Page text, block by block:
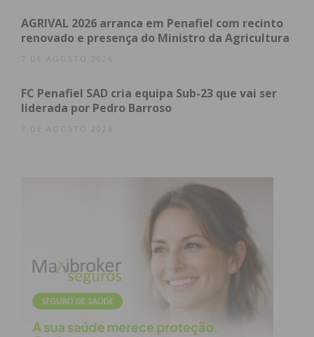
Imediato
Eu li e concordo com os
termos e
condições
AGRIVAL 2026 arranca em Penafiel com recinto
renovado e presença do Ministro da Agricultura
7 DE AGOSTO 2026
FC Penafiel SAD cria equipa Sub-23 que vai ser
liderada por Pedro Barroso
7 DE AGOSTO 2026